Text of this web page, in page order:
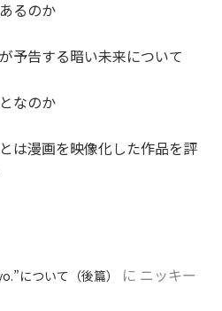
るのか
予告する暗い未来について
なのか
は漫画を映像化した作品を評
について（後篇） に ニッキー